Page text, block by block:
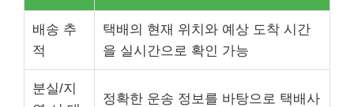
배송 추
적
택배의 현재 위치와 예상 도착 시간
을 실시간으로 확인 가능
분실/지
정확한 운송 정보를 바탕으로 택배사